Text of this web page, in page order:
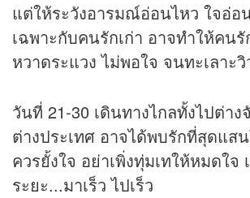
แต่ให้ระวังอารมณ์อ่อนไหว ใจอ่อ
เฉพาะกับคนรักเก่า อาจทำให้คน
หวาดระแวง ไม่พอใจ จนทะเลาะ
วันที่ 21-30 เดินทางไกลทั้งไปต่าง
ต่างประเทศ อาจได้พบรักที่สุดแส
ควรยั้งใจ อย่าเพิ่งทุ่มเทให้หมดใจ
ระยะ...มาเร็ว ไปเร็ว